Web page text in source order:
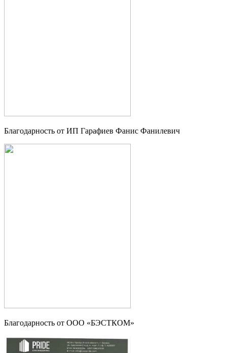
Благодарность от ИП Гарафиев Фанис Фанилевич
Благодарность от ООО «БЭСТКОМ»